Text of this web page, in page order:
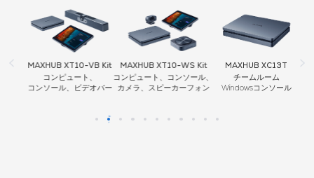
MAXHUB XT10-VB Kit
コンピュート、
コンソール、ビデオバー
MAXHUB XT10-WS Kit
コンピュート、コンソール、
カメラ、スピーカーフォン
MAXHUB XC13T
チームルーム
Windowsコンソール